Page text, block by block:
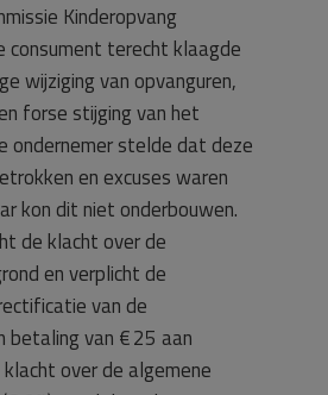
Kinderopvang
consument terecht klaagde
wijziging van opvanguren,
forse stijging van het
ondernemer stelde dat deze
en excuses waren
kon dit niet onderbouwen.
de klacht over de
en verplicht de
van de
betaling van € 25 aan
over de algemene